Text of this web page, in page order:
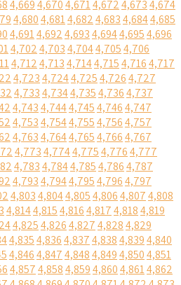
4,6694,6704,6714,6724,6734,674
4,6804,6814,6824,6834,6844,685
4,6914,6924,6934,6944,6954,696
4,7024,7034,7044,7054,706
4,7124,7134,7144,7154,7164,717
4,7234,7244,7254,7264,727
4,7334,7344,7354,7364,737
4,7434,7444,7454,7464,747
4,7534,7544,7554,7564,757
4,7634,7644,7654,7664,767
4,7734,7744,7754,7764,777
4,7834,7844,7854,7864,787
4,7934,7944,7954,7964,797
4,8034,8044,8054,8064,8074,808
4,8144,8154,8164,8174,8184,819
4,8254,8264,8274,8284,829
4,8354,8364,8374,8384,8394,840
4,8464,8474,8484,8494,8504,851
4,8574,8584,8594,8604,8614,862